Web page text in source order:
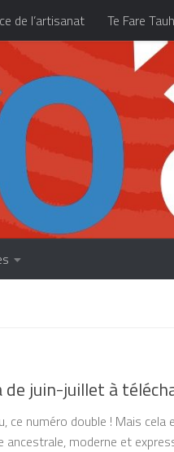
de l’artisanat Te Fare
À propos Accueil
de juin-juillet à
ce numéro double ! Mais
moderne et